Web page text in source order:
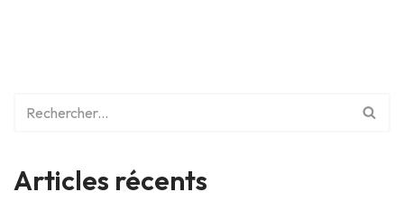
Articles récents